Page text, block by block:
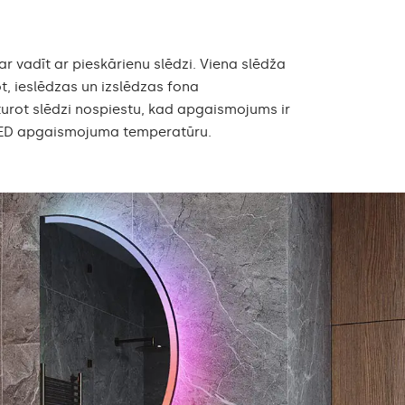
vadīt ar pieskārienu slēdzi. Viena slēdža
ieslēdzas un izslēdzas fona
slēdzi nospiestu, kad apgaismojums ir
apgaismojuma temperatūru.